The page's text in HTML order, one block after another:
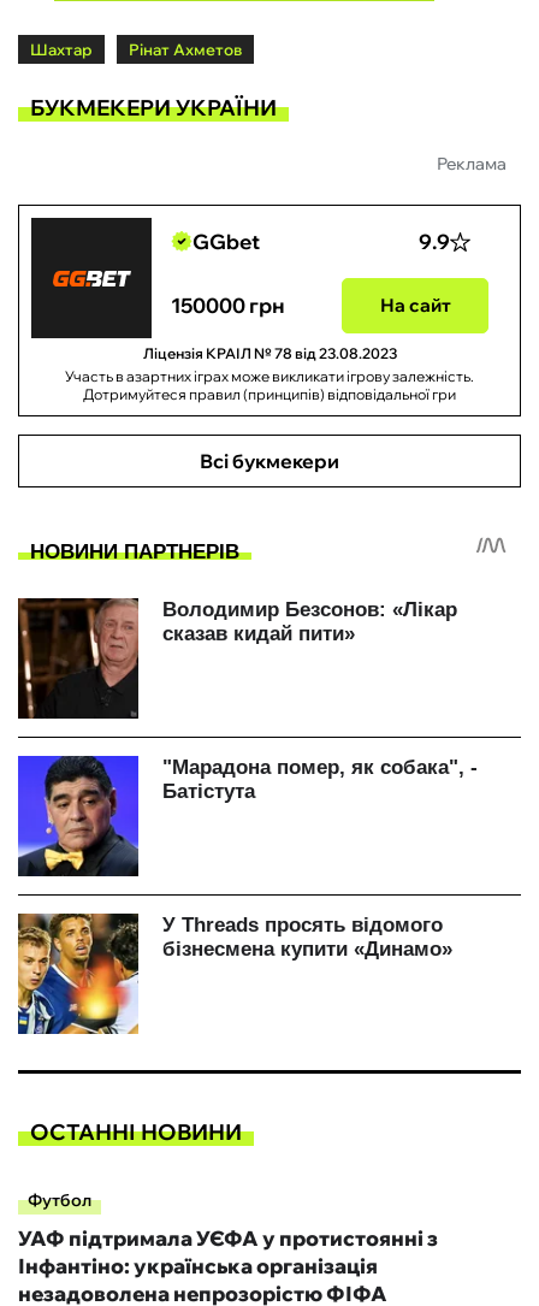
Шахтар Рінат Ахметов
БУКМЕКЕРИ УКРАЇНИ
Реклама
GGbet 9.9
150000 грн На сайт
Ліцензія КРАІЛ № 78 від 23.08.2023
Участь в азартних іграх може викликати ігрову залежність.
Дотримуйтеся правил (принципів) відповідальної гри
Всі букмекери
ОСТАННІ НОВИНИ
Футбол
УАФ підтримала УЄФА у протистоянні з
Інфантіно: українська організація
незадоволена непрозорістю ФІФА